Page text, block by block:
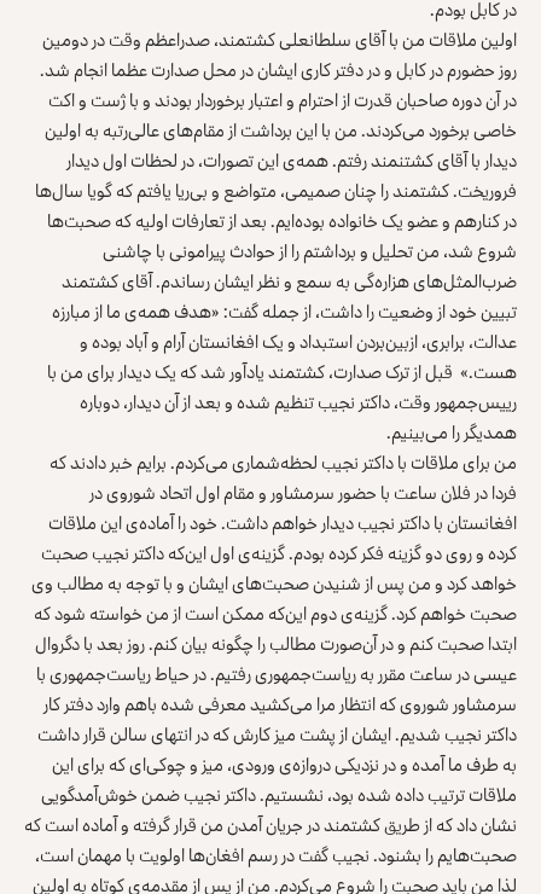
در کابل بودم.
اولین ملاقات من با آقای سلطانعلی کشتمند، صدراعظم وقت در دومین
روز حضورم در کابل و در دفتر کاری ایشان در محل صدارت عظما انجام شد.
در آن دوره صاحبان قدرت از احترام و اعتبار برخوردار بودند و با ژست و اکت
خاصی برخورد می‌کردند. من با این برداشت از مقام‌های عالی‌رتبه به اولین
دیدار با آقای کشتنمند رفتم. همه‌ی این تصورات، در لحظات اول دیدار
فروریخت. کشتمند را چنان صمیمی، متواضع و بی‌ریا یافتم که گویا سال‌ها
در کنارهم و عضو یک خانواده بوده‌ایم. بعد از تعارفات اولیه که صحبت‌ها
شروع شد، من تحلیل و برداشتم را از حوادث پیرامونی با چاشنی
ضرب‌المثل‌های هزاره‌گی به سمع و نظر ایشان رساندم. آقای کشتمند
تبیین خود از وضعیت را داشت، از جمله گفت: «هدف همه‌ی ما از مبارزه
عدالت، برابری، ازبین‌بردن استبداد و یک افغانستان آرام و آباد بوده و
هست.» قبل از ترک صدارت، کشتمند یادآور شد که یک دیدار برای من با
رییس‌جمهور وقت، داکتر نجیب تنظیم شده و بعد از آن دیدار، دوباره
همدیگر را می‌بینیم.
من برای ملاقات با داکتر نجیب لحظه‌شماری می‌کردم. برایم خبر دادند که
فردا در فلان ساعت با حضور سرمشاور و مقام اول اتحاد شوروی در
افغانستان با داکتر نجیب دیدار خواهم داشت. خود را آماده‌ی این ملاقات
کرده و روی دو گزینه فکر کرده بودم. گزینه‌ی اول این‌که داکتر نجیب صحبت
خواهد کرد و من پس از شنیدن صحبت‌های ایشان و با توجه به مطالب وی
صحبت خواهم کرد. گزینه‌ی دوم این‌که ممکن است از من خواسته شود که
ابتدا صحبت کنم و در آن‌صورت مطالب را چگونه بیان کنم. روز بعد با دگروال
عیسی در ساعت مقرر به ریاست‌جمهوری رفتیم. در حیاط ریاست‌جمهوری با
سرمشاور شوروی که انتظار مرا می‌کشید معرفی شده باهم وارد دفتر کار
داکتر نجیب شدیم. ایشان از پشت میز کارش که در انتهای سالن قرار داشت
به طرف ما آمده و در نزدیکی دروازه‌ی ورودی، میز و چوکی‌ای که برای این
ملاقات ترتیب داده شده بود، نشستیم. داکتر نجیب ضمن خوش‌آمد‌گویی
نشان داد که از طریق کشتمند در جریان آمدن من قرار گرفته و آماده است که
صحبت‌هایم را بشنود.‌ نجیب گفت در رسم افغان‌ها اولویت با مهمان است،
لذا من باید صحبت را شروع می‌کردم. من از پس از مقدمه‌ی کوتاه به اولین